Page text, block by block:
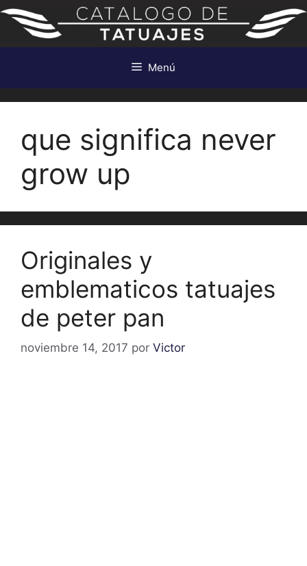
Saltar
contenido
Menú
que significa never
grow up
Originales y
emblematicos tatuajes
de peter pan
noviembre 14, 2017 por Victor